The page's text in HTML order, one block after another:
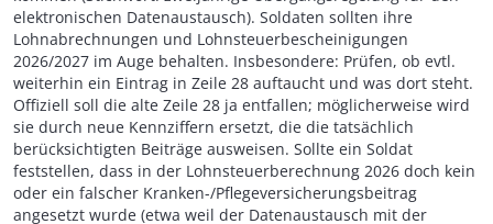
elektronischen Datenaustausch). Soldaten sollten ihre
Lohnabrechnungen und Lohnsteuerbescheinigungen
2026/2027 im Auge behalten. Insbesondere: Prüfen, ob evtl.
weiterhin ein Eintrag in Zeile 28 auftaucht und was dort steht.
Offiziell soll die alte Zeile 28 ja entfallen; möglicherweise wird
sie durch neue Kennziffern ersetzt, die die tatsächlich
berücksichtigten Beiträge ausweisen. Sollte ein Soldat
feststellen, dass in der Lohnsteuerberechnung 2026 doch kein
oder ein falscher Kranken-/Pflegeversicherungsbeitrag
angesetzt wurde (etwa weil der Datenaustausch mit der